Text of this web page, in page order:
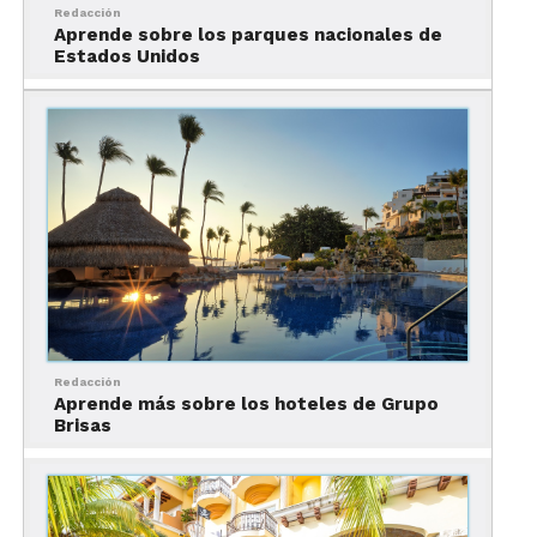
El entretenimiento familiar es otro de los valores
agregados de Panama Jack Resorts. Ambos hoteles
cuentan conCamp Jack , un club de niños con
actividades acuáticas y deportivas para pequeños
de 4 a 12 años.
Los mayores de 12 años y menores de 17 años
encontrarán en
muchas actividades más.
Redacción
Aprende sobre los parques nacionales de
Estados Unidos
Redacción
Aprende más sobre los hoteles de Grupo
Brisas